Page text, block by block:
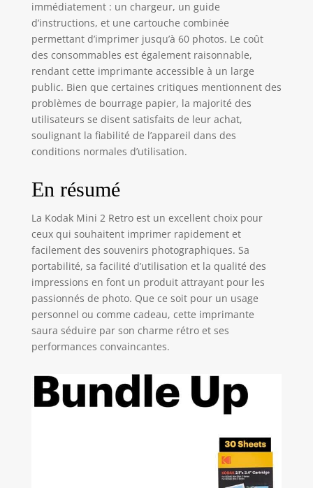
les filtres, les
cadres et plus
encore.
immédiatement : un chargeur, un guide
d’instructions, et une cartouche combinée
permettant d’imprimer jusqu’à 60 photos. Le coût
des consommables est également raisonnable,
rendant cette imprimante accessible à un large
public. Bien que certaines critiques mentionnent des
problèmes de bourrage papier, la majorité des
utilisateurs se disent satisfaits de leur achat,
soulignant la fiabilité de l’appareil dans des
conditions normales d’utilisation.
En résumé
La Kodak Mini 2 Retro est un excellent choix pour
ceux qui souhaitent imprimer rapidement et
facilement des souvenirs photographiques. Sa
portabilité, sa facilité d’utilisation et la qualité des
impressions en font un produit attrayant pour les
passionnés de photo. Que ce soit pour un usage
personnel ou comme cadeau, cette imprimante
saura séduire par son charme rétro et ses
performances convaincantes.